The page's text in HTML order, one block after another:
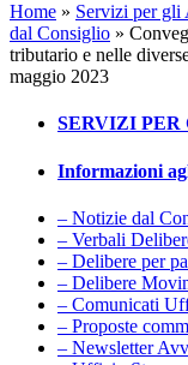
Home » Servizi per gli
dal Consiglio »
tributario e nelle
maggio 2023
SERVIZI
Informazioni
– Notizie dal
– Verbali
– Delibere per
– Delibere
– Comunicati
– Proposte
– Newsletter